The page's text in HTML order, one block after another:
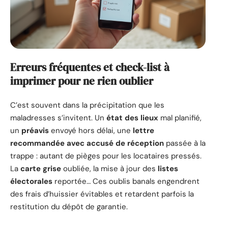
Erreurs fréquentes et check-list à
imprimer pour ne rien oublier
C’est souvent dans la précipitation que les
maladresses s’invitent. Un état des lieux mal planifié,
un préavis envoyé hors délai, une lettre
recommandée avec accusé de réception passée à la
trappe : autant de pièges pour les locataires pressés.
La carte grise oubliée, la mise à jour des listes
électorales reportée… Ces oublis banals engendrent
des frais d’huissier évitables et retardent parfois la
restitution du dépôt de garantie.